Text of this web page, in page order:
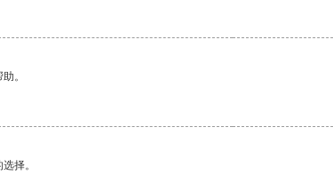
。
择。